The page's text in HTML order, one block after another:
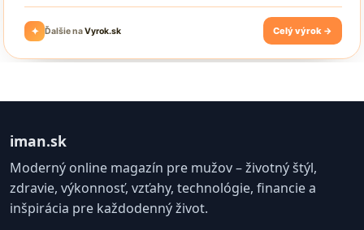
iman.sk
Moderný online magazín pre mužov – životný štýl,
zdravie, výkonnosť, vzťahy, technológie, financie a
inšpirácia pre každodenný život.